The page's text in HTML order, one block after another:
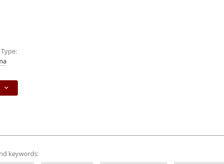
keywords: